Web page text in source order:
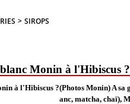
> SIROPS
Monin à l'Hibiscus ?
(Photos Monin) A sa
anc, matcha, chaï),